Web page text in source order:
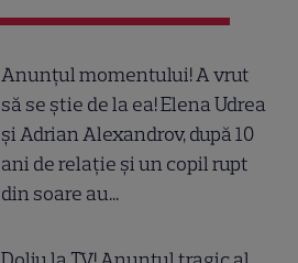
Anunțul momentului! A vrut
să se știe de la ea! Elena Udrea
și Adrian Alexandrov, după 10
ani de relație și un copil rupt
din soare au...